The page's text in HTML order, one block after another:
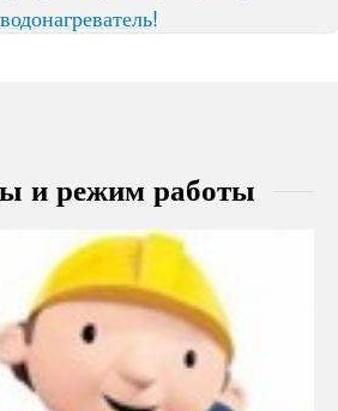
водонагреватель!
и режим работы